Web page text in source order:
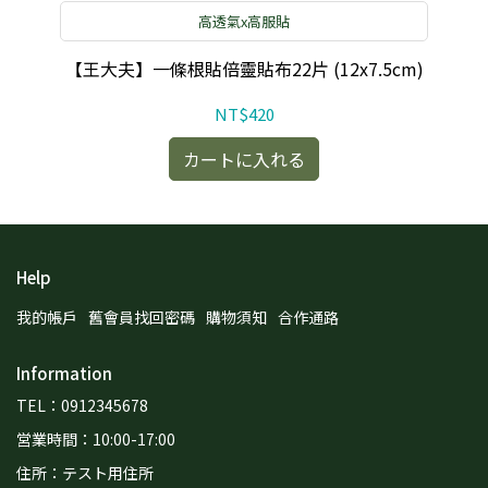
高透氣x高服貼
【王大夫】一條根貼倍靈貼布22片 (12x7.5cm)
NT$420
カートに入れる
Help
我的帳戶 舊會員找回密碼 購物須知 合作通路
Information
TEL：0912345678
営業時間：10:00-17:00
住所：テスト用住所